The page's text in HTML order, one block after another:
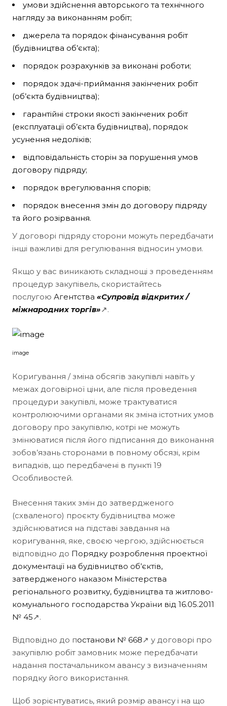
умови здійснення авторського та технічного
нагляду за виконанням робіт;
джерела та порядок фінансування робіт
(будівництва об’єкта);
порядок розрахунків за виконані роботи;
порядок здачі-приймання закінчених робіт
(об’єкта будівництва);
гарантійні строки якості закінчених робіт
(експлуатації об’єкта будівництва), порядок
усунення недоліків;
відповідальність сторін за порушення умов
договору підряду;
порядок врегулювання спорів;
порядок внесення змін до договору підряду
та його розірвання.
У договорі підряду сторони можуть передбачати
інші важливі для регулювання відносин умови.
Якщо у вас виникають складнощі з проведенням
процедур закупівель, скористайтесь
послугою Агентства «Супровід відкритих /
міжнародних торгів»↗.
image
Коригування / зміна обсягів закупівлі навіть у
межах договірної ціни, але після проведення
процедури закупівлі, може трактуватися
контролюючими органами як зміна істотних умов
договору про закупівлю, котрі не можуть
змінюватися після його підписання до виконання
зобов’язань сторонами в повному обсязі, крім
випадків, що передбачені в пункті 19
Особливостей.
Внесення таких змін до затвердженого
(схваленого) проєкту будівництва може
здійснюватися на підставі завдання на
коригування, яке, своєю чергою, здійснюється
відповідно до Порядку розроблення проектної
документації на будівництво об’єктів,
затвердженого наказом Міністерства
регіонального розвитку, будівництва та житлово-
комунального господарства України від 16.05.2011
№ 45↗.
Відповідно до постанови № 668↗ у договорі про
закупівлю робіт замовник може передбачати
надання постачальником авансу з визначенням
порядку його використання.
Щоб зорієнтуватись, який розмір авансу і на що